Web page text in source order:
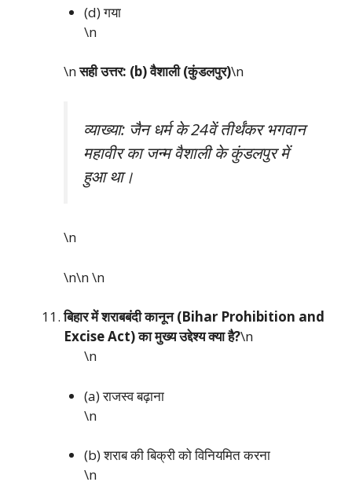
(d) गया
\n
\nसही उत्तर: (b) वैशाली (कुंडलपुर)\n
व्याख्या: जैन धर्म के 24वें तीर्थंकर भगवान
महावीर का जन्म वैशाली के कुंडलपुर में
हुआ था।
\n
\n\n\n
बिहार में शराबबंदी कानून (Bihar Prohibition and
Excise Act) का मुख्य उद्देश्य क्या है?\n
\n
(a) राजस्व बढ़ाना
\n
(b) शराब की बिक्री को विनियमित करना
\n